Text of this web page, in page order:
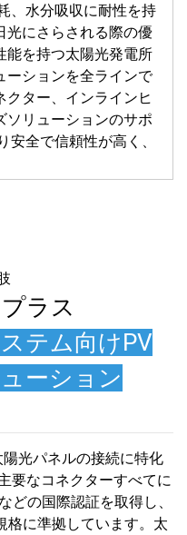
、水分吸収に耐性を持
光にさらされる際の優
能を持つ太陽光発電所
ーションを全ラインで
クター、インラインヒ
ソリューションのサポ
安全で信頼性が高く、
ラス
テム向けPV
ーション
光パネルの接続に特化
要なコネクターすべてに
どの国際認証を取得し、
格に準拠しています。太